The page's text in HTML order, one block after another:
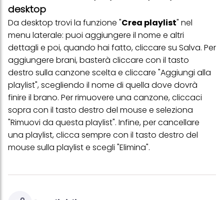
desktop
Da desktop trovi la funzione "Crea playlist" nel
menu laterale: puoi aggiungere il nome e altri
dettagli e poi, quando hai fatto, cliccare su Salva. Per
aggiungere brani, basterà cliccare con il tasto
destro sulla canzone scelta e cliccare "Aggiungi alla
playlist", scegliendo il nome di quella dove dovrà
finire il brano. Per rimuovere una canzone, cliccaci
sopra con il tasto destro del mouse e seleziona
"Rimuovi da questa playlist". Infine, per cancellare
una playlist, clicca sempre con il tasto destro del
mouse sulla playlist e scegli "Elimina".
web e altri media (di terzi) tramite i dispositivi assegnati a te o
alla tua famiglia, nonché per misurare e ottimizzare il successo
delle campagne pubblicitarie.
Puoi trovare maggiori informazioni sul trattamento dei tuoi dati
nella nostra Informativa sulla protezione dei dati collegata nel piè
di pagina (Sezione "Cookie, Pixel, Impronte digitali e tecnologie
simili"). Puoi revocare il tuo consenso in qualsiasi momento con
effetto per il futuro disabilitando i cookie sul nostro sito web nella
sezione "Impostazioni cookie" collegata nel piè di pagina. Per
ulteriori informazioni sui cookie utilizzati su questo sito Web, in
particolare sul loro periodo di conservazione, consultare le
informazioni dettagliate su ciascun cookie disponibili facendo
clic su "modifica" di seguito".
Se fai clic su "Modifica" potrai trovare maggiori informazioni sul
trattamento dei tuoi dati / sull'uso dei cookie e consentirli per uno o
più degli scopi sopra menzionati. Cliccando su "Accetta tutto",